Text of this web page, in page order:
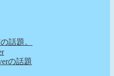
話題。
の話題